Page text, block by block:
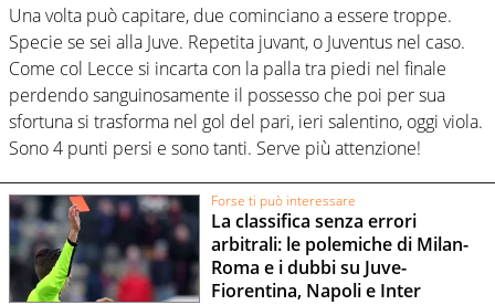
Una volta può capitare, due cominciano a essere troppe.
Specie se sei alla Juve. Repetita juvant, o Juventus nel caso.
Come col Lecce si incarta con la palla tra piedi nel finale
perdendo sanguinosamente il possesso che poi per sua
sfortuna si trasforma nel gol del pari, ieri salentino, oggi viola.
Sono 4 punti persi e sono tanti. Serve più attenzione!
Forse ti può interessare
La classifica senza errori
arbitrali: le polemiche di Milan-
Roma e i dubbi su Juve-
Fiorentina, Napoli e Inter